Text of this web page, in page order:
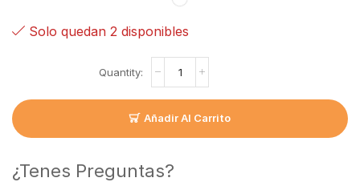
Solo quedan 2 disponibles
Añadir Al Carrito
¿Tenes Preguntas?